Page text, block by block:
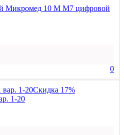
Микромед 10 M M7 цифровой
0
Скидка 17%
1-20